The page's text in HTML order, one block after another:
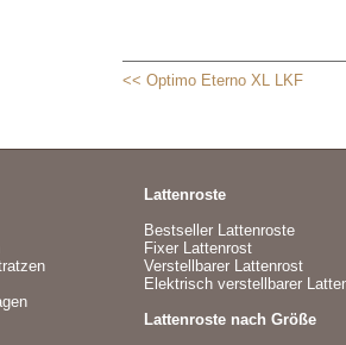
<< Optimo Eterno XL LKF
Lattenroste
Bestseller Lattenroste
Fixer Lattenrost
Verstellbarer Lattenrost
Elektrisch verstellbarer
Lattenroste nach Größe